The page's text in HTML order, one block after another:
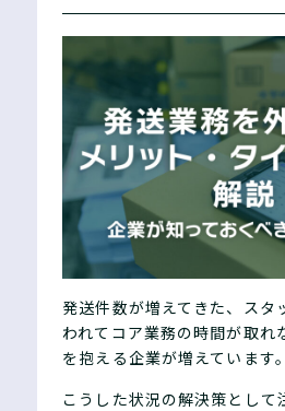
発送件数が増えてきた、スタ
われてコア業務の時間が取
を抱える企業が増えています。
こうした状況の解決策として